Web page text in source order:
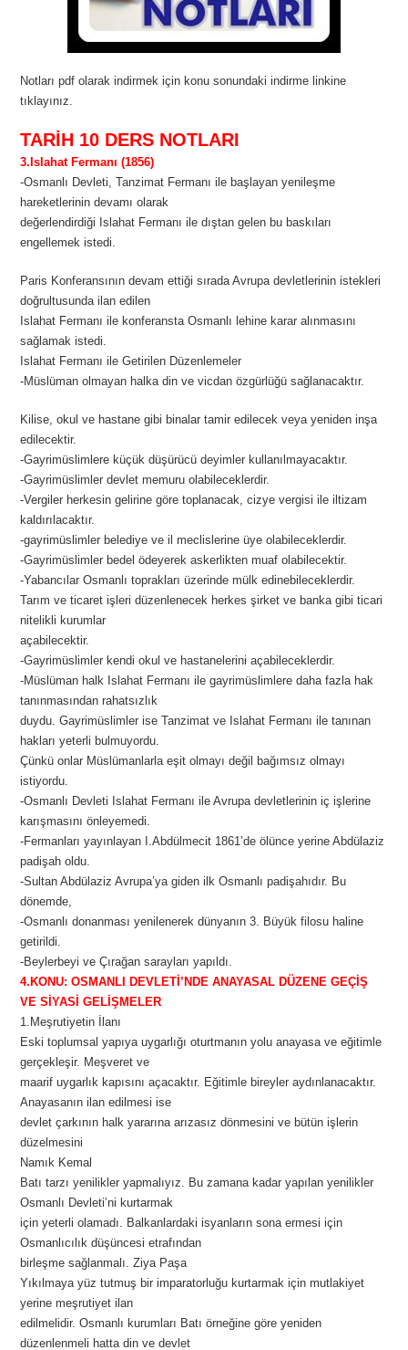
Notları pdf olarak indirmek için konu sonundaki indirme linkine
tıklayınız.
TARİH 10 DERS NOTLARI
3.Islahat Fermanı (1856)
-Osmanlı Devleti, Tanzimat Fermanı ile başlayan yenileşme
hareketlerinin devamı olarak
değerlendirdiği Islahat Fermanı ile dıştan gelen bu baskıları
engellemek istedi.
Paris Konferansının devam ettiği sırada Avrupa devletlerinin istekleri
doğrultusunda ilan edilen
Islahat Fermanı ile konferansta Osmanlı lehine karar alınmasını
sağlamak istedi.
Islahat Fermanı ile Getirilen Düzenlemeler
-Müslüman olmayan halka din ve vicdan özgürlüğü sağlanacaktır.
Kilise, okul ve hastane gibi binalar tamir edilecek veya yeniden inşa
edilecektir.
-Gayrimüslimlere küçük düşürücü deyimler kullanılmayacaktır.
-Gayrimüslimler devlet memuru olabileceklerdir.
-Vergiler herkesin gelirine göre toplanacak, cizye vergisi ile iltizam
kaldırılacaktır.
-gayrimüslimler belediye ve il meclislerine üye olabileceklerdir.
-Gayrimüslimler bedel ödeyerek askerlikten muaf olabilecektir.
-Yabancılar Osmanlı toprakları üzerinde mülk edinebileceklerdir.
Tarım ve ticaret işleri düzenlenecek herkes şirket ve banka gibi ticari
nitelikli kurumlar
açabilecektir.
-Gayrimüslimler kendi okul ve hastanelerini açabileceklerdir.
-Müslüman halk Islahat Fermanı ile gayrimüslimlere daha fazla hak
tanınmasından rahatsızlık
duydu. Gayrimüslimler ise Tanzimat ve Islahat Fermanı ile tanınan
hakları yeterli bulmuyordu.
Çünkü onlar Müslümanlarla eşit olmayı değil bağımsız olmayı
istiyordu.
-Osmanlı Devleti Islahat Fermanı ile Avrupa devletlerinin iç işlerine
karışmasını önleyemedi.
-Fermanları yayınlayan I.Abdülmecit 1861’de ölünce yerine Abdülaziz
padişah oldu.
-Sultan Abdülaziz Avrupa’ya giden ilk Osmanlı padişahıdır. Bu
dönemde,
-Osmanlı donanması yenilenerek dünyanın 3. Büyük filosu haline
getirildi.
-Beylerbeyi ve Çırağan sarayları yapıldı.
4.KONU: OSMANLI DEVLETİ’NDE ANAYASAL DÜZENE GEÇİŞ
VE SİYASİ GELİŞMELER
1.Meşrutiyetin İlanı
Eski toplumsal yapıya uygarlığı oturtmanın yolu anayasa ve eğitimle
gerçekleşir. Meşveret ve
maarif uygarlık kapısını açacaktır. Eğitimle bireyler aydınlanacaktır.
Anayasanın ilan edilmesi ise
devlet çarkının halk yararına arızasız dönmesini ve bütün işlerin
düzelmesini
Namık Kemal
Batı tarzı yenilikler yapmalıyız. Bu zamana kadar yapılan yenilikler
Osmanlı Devleti’ni kurtarmak
için yeterli olamadı. Balkanlardaki isyanların sona ermesi için
Osmanlıcılık düşüncesi etrafından
birleşme sağlanmalı. Ziya Paşa
Yıkılmaya yüz tutmuş bir imparatorluğu kurtarmak için mutlakiyet
yerine meşrutiyet ilan
edilmelidir. Osmanlı kurumları Batı örneğine göre yeniden
düzenlenmeli hatta din ve devlet